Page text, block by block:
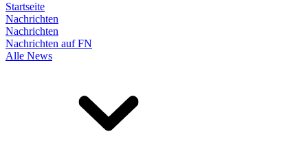
Startseite
Nachrichten
Nachrichten
Nachrichten auf FN
Alle News